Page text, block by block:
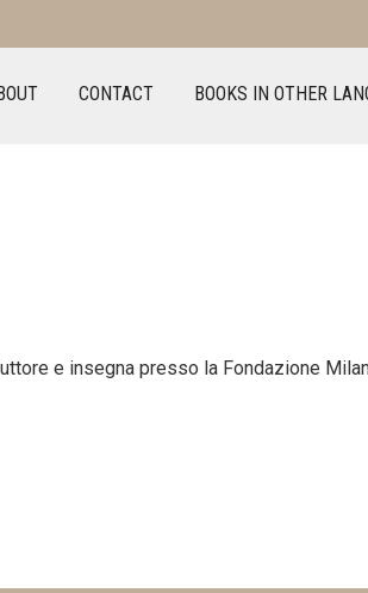
CONTACT BOOKS IN OTHER
e insegna presso la Fondazione